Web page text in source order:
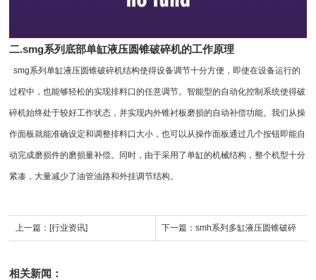
二.smg系列底部单缸液压圆锥破碎机的工作原理
smg系列单缸液压圆锥破碎机结构使得设备调节十分方便，即使在设备运行的
过程中，也能够轻松的实现排料口的任意调节。智能型的自动化控制系统使得破
碎机始终处于较好工作状态，并实现内外锥衬板磨损的自动补偿功能。我们从操
作面板就能准确设定和调整排料口大小，也可以从操作面板通过几个按钮即能自
动完成磨损件的磨损量补偿。同时，由于采用了单缸的机械结构，整个机型十分
紧凑，大量减少了油管油路和外挂调节结构。
上一篇： [行业资讯] 下一篇：smh系列多缸液压圆锥破碎
相关新闻：